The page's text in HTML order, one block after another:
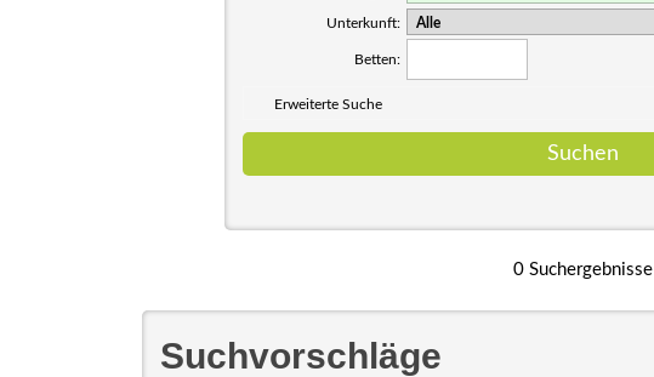
Unterkunft:
Betten:
Erweiterte Suche
0 Suchergebnisse
Suchvorschläge